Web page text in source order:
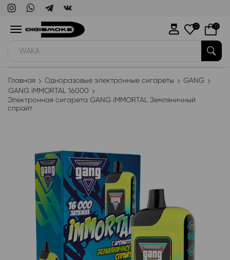
WAKA
0 0
Главная Одноразовые электронные сигареты
GANG
GANG iMMORTAL 16000
Электронная сигарета GANG iMMORTAL Земляничный
спрайт